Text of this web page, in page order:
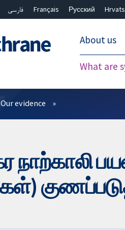
فارسی Français Русский
About us
What are
Our evidence
நாற்காலி